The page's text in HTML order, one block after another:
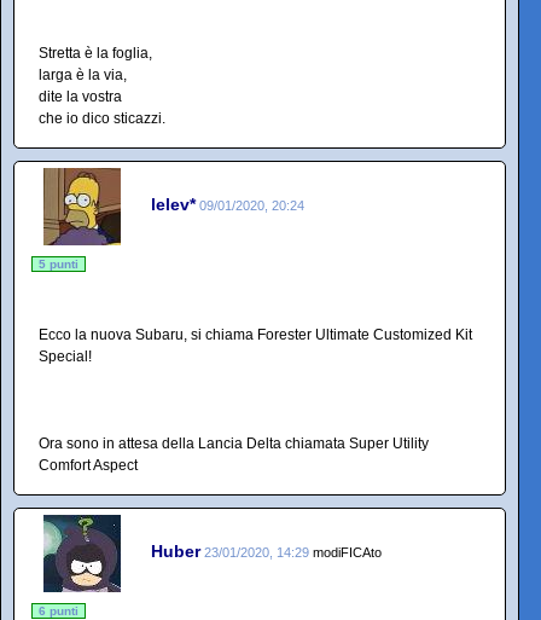
Stretta è la foglia,
larga è la via,
dite la vostra
che io dico sticazzi.
lelev* 09/01/2020, 20:24
5 punti
Ecco la nuova Subaru, si chiama Forester Ultimate Customized Kit
Special!
Ora sono in attesa della Lancia Delta chiamata Super Utility
Comfort Aspect
Huber 23/01/2020, 14:29 modiFICAto
6 punti